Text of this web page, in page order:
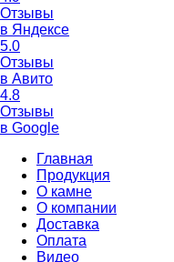
Отзывы
в Яндексе
5.0
Отзывы
в Авито
4.8
Отзывы
в Google
Главная
Продукция
О камне
О компании
Доставка
Оплата
Видео